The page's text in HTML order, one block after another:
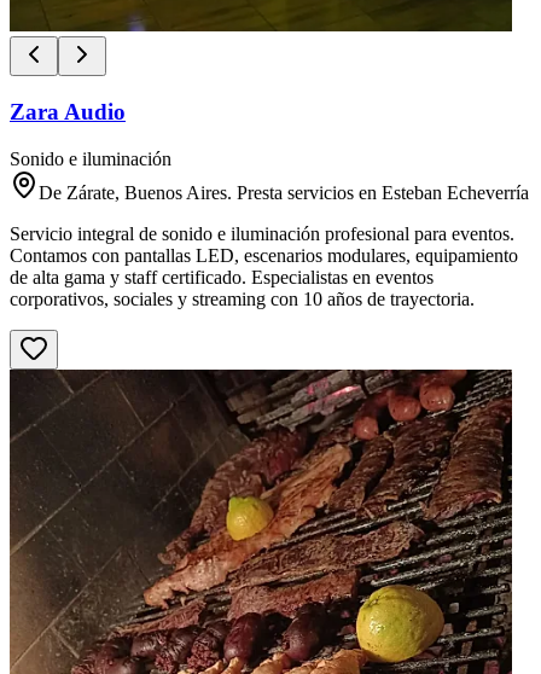
Zara Audio
Sonido e iluminación
De Zárate, Buenos Aires. Presta servicios en Esteban Echeverría
Servicio integral de sonido e iluminación profesional para eventos.
Contamos con pantallas LED, escenarios modulares, equipamiento
de alta gama y staff certificado. Especialistas en eventos
corporativos, sociales y streaming con 10 años de trayectoria.